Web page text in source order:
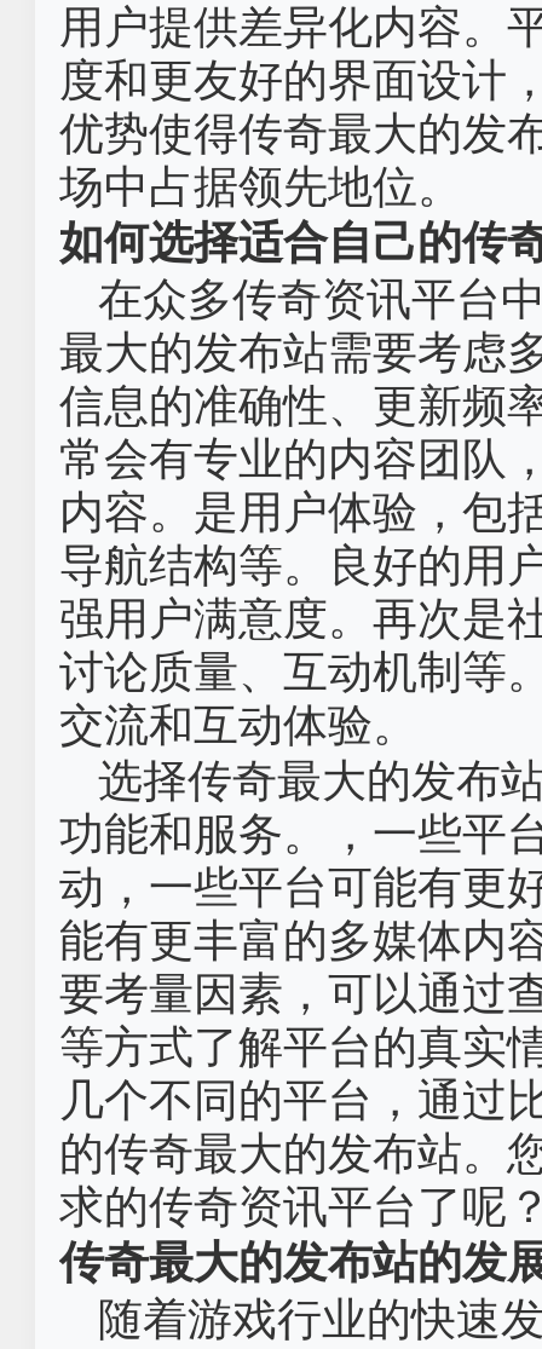
用户提供差异化内容。
度和更友好的界面设计
优势使得传奇最大的发
场中占据领先地位。
如何选择适合自己的传
在众多传奇资讯平台
最大的发布站需要考虑
信息的准确性、更新频
常会有专业的内容团队
内容。是用户体验，包
导航结构等。良好的用
强用户满意度。再次是
讨论质量、互动机制等
交流和互动体验。
选择传奇最大的发布
功能和服务。，一些平
动，一些平台可能有更
能有更丰富的多媒体内
要考量因素，可以通过
等方式了解平台的真实
几个不同的平台，通过
的传奇最大的发布站。
求的传奇资讯平台了呢
传奇最大的发布站的发
随着游戏行业的快速